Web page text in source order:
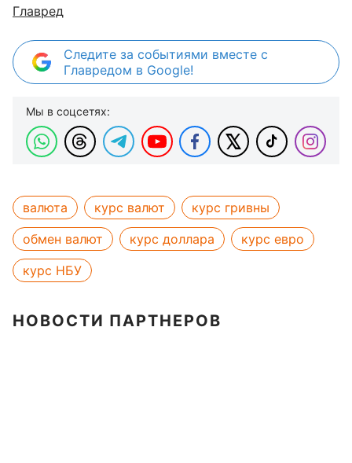
Главред
Следите за событиями вместе с
Главредом в Google!
Мы в соцсетях:
валюта курс валют
курс гривны
обмен валют
курс доллара
курс евро
курс НБУ
НОВОСТИ ПАРТНЕРОВ